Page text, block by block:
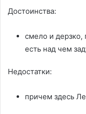
Достоинства:
смело и дерзко,
есть над чем
Недостатки:
причем здесь